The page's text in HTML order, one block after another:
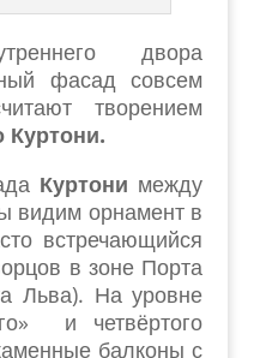
двора
фасад совсем
творением
Куртони.
Куртони между
видим орнамент в
встречающийся
в зоне Порта
Льва). На уровне
и четвёртого
балконы с